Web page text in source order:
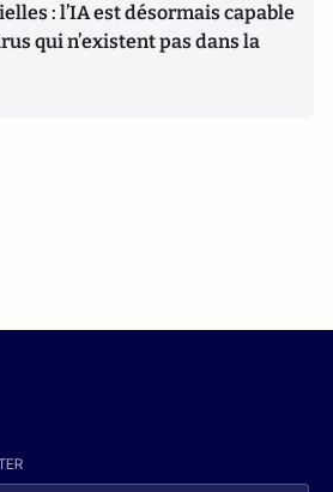
: l’IA est désormais capable
qui n’existent pas dans la